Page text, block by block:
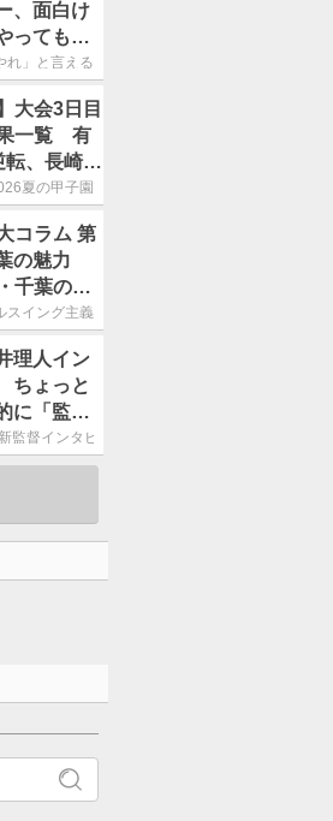
、面白け
ってもい
想は大間
」と言える信念
大会3日目
一覧 有
転、長崎日
で大勝
夏の甲子園
コラム 第
の魅力
千葉の話
から野球
スイング主義
理人イン
ちょっと
に「監督
何もかも
いうの
にとって
督インタビュー